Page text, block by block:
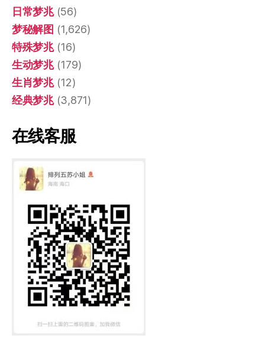
日常梦兆(56)
梦秘解图 (1,626)
特殊梦兆(16)
生动梦兆(179)
生肖梦兆(12)
经典梦兆(3,871)
在线客服